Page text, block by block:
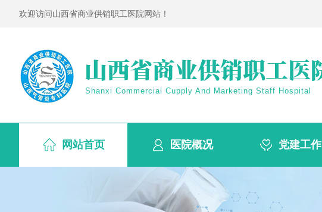
欢迎访问山西省商业供销职工医院网站！
Shanxi Commercial Cupply And Marketing Staff Hospital
网站首页 医院概况 党建工作